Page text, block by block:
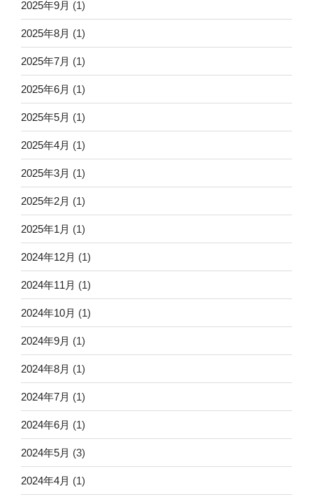
2025年9月 (1)
2025年8月 (1)
2025年7月 (1)
2025年6月 (1)
2025年5月 (1)
2025年4月 (1)
2025年3月 (1)
2025年2月 (1)
2025年1月 (1)
2024年12月 (1)
2024年11月 (1)
2024年10月 (1)
2024年9月 (1)
2024年8月 (1)
2024年7月 (1)
2024年6月 (1)
2024年5月 (3)
2024年4月 (1)